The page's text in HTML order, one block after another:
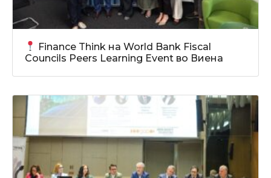
Finance Think на World Bank Fiscal
Councils Peers Learning Event во Виена